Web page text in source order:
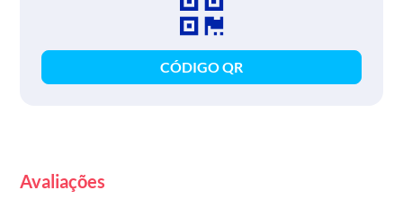
CÓDIGO QR
Avaliações